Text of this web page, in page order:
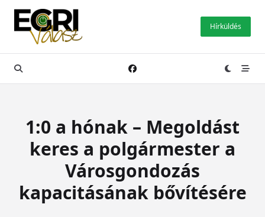
Skip
content
Hírküldés
1:0 a hónak – Megoldást
keres a polgármester a
Városgondozás
kapacitásának bővítésére